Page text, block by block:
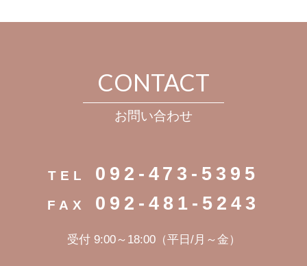
CONTACT
お問い合わせ
TEL 092-473-5395
FAX 092-481-5243
受付 9:00～18:00（平日/月～金）